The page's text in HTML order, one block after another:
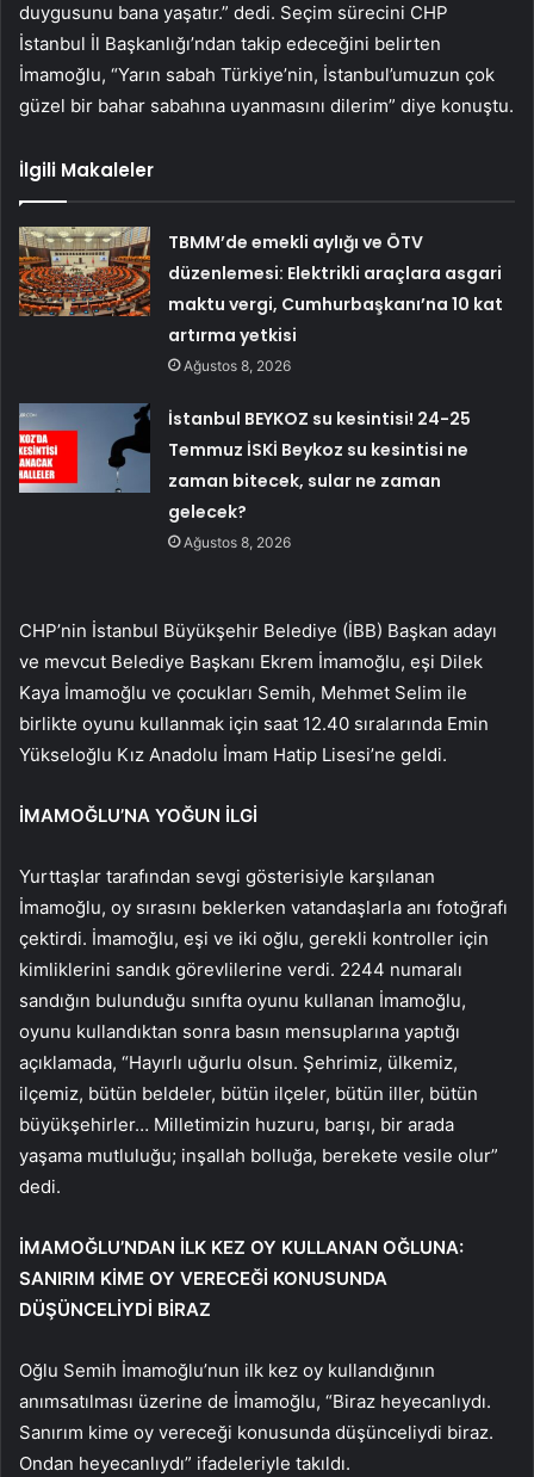
duygusunu bana yaşatır.” dedi. Seçim sürecini CHP
İstanbul İl Başkanlığı’ndan takip edeceğini belirten
İmamoğlu, “Yarın sabah Türkiye’nin, İstanbul’umuzun çok
güzel bir bahar sabahına uyanmasını dilerim” diye konuştu.
İlgili Makaleler
TBMM’de emekli aylığı ve ÖTV
düzenlemesi: Elektrikli araçlara asgari
maktu vergi, Cumhurbaşkanı’na 10 kat
artırma yetkisi
Ağustos 8, 2026
İstanbul BEYKOZ su kesintisi! 24-25
Temmuz İSKİ Beykoz su kesintisi ne
zaman bitecek, sular ne zaman
gelecek?
Ağustos 8, 2026
CHP’nin İstanbul Büyükşehir Belediye (İBB) Başkan adayı
ve mevcut Belediye Başkanı Ekrem İmamoğlu, eşi Dilek
Kaya İmamoğlu ve çocukları Semih, Mehmet Selim ile
birlikte oyunu kullanmak için saat 12.40 sıralarında Emin
Yükseloğlu Kız Anadolu İmam Hatip Lisesi’ne geldi.
İMAMOĞLU’NA YOĞUN İLGİ
Yurttaşlar tarafından sevgi gösterisiyle karşılanan
İmamoğlu, oy sırasını beklerken vatandaşlarla anı fotoğrafı
çektirdi. İmamoğlu, eşi ve iki oğlu, gerekli kontroller için
kimliklerini sandık görevlilerine verdi. 2244 numaralı
sandığın bulunduğu sınıfta oyunu kullanan İmamoğlu,
oyunu kullandıktan sonra basın mensuplarına yaptığı
açıklamada, “Hayırlı uğurlu olsun. Şehrimiz, ülkemiz,
ilçemiz, bütün beldeler, bütün ilçeler, bütün iller, bütün
büyükşehirler… Milletimizin huzuru, barışı, bir arada
yaşama mutluluğu; inşallah bolluğa, berekete vesile olur”
dedi.
İMAMOĞLU’NDAN İLK KEZ OY KULLANAN OĞLUNA:
SANIRIM KİME OY VERECEĞİ KONUSUNDA
DÜŞÜNCELİYDİ BİRAZ
Oğlu Semih İmamoğlu’nun ilk kez oy kullandığının
anımsatılması üzerine de İmamoğlu, “Biraz heyecanlıydı.
Sanırım kime oy vereceği konusunda düşünceliydi biraz.
Ondan heyecanlıydı” ifadeleriyle takıldı.